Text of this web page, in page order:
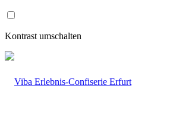
Zum
wechseln
Kontrast umschalten